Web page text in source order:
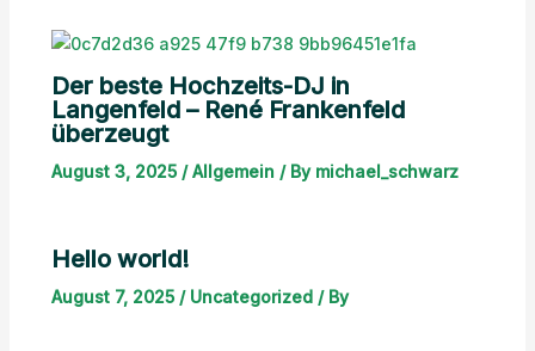
Der beste Hochzeits-DJ in
Langenfeld – René Frankenfeld
überzeugt
August 3, 2025 /Allgemein / By michael_schwarz
Hello world!
August 7, 2025 / Uncategorized/ By